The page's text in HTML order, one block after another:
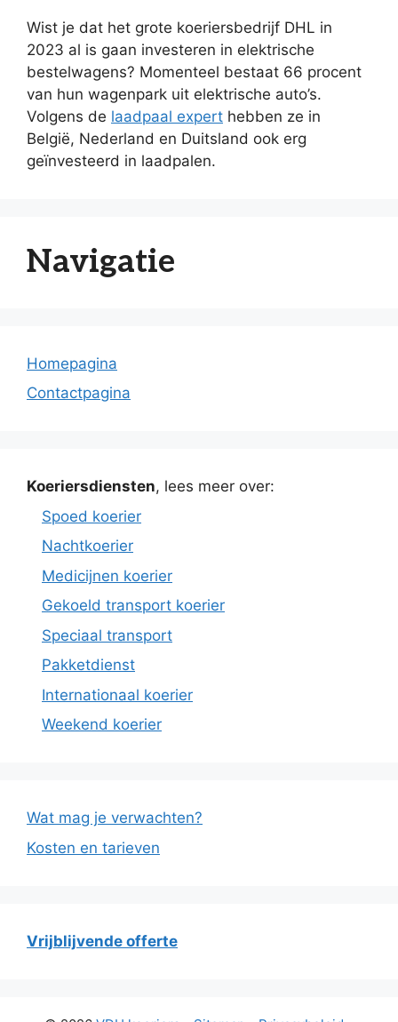
Wist je dat het grote koeriersbedrijf DHL in
2023 al is gaan investeren in elektrische
bestelwagens? Momenteel bestaat 66 procent
van hun wagenpark uit elektrische auto’s.
Volgens de laadpaal expert hebben ze in
België, Nederland en Duitsland ook erg
geïnvesteerd in laadpalen.
Navigatie
Homepagina
Contactpagina
Koeriersdiensten, lees meer over:
Spoed koerier
Nachtkoerier
Medicijnen koerier
Gekoeld transport koerier
Speciaal transport
Pakketdienst
Internationaal koerier
Weekend koerier
Wat mag je verwachten?
Kosten en tarieven
Vrijblijvende offerte